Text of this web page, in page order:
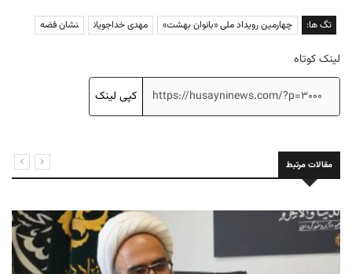
تگ ها: چهارمین رویداد ملی «بانوان بهشت» مهدی خداجویان نشان فضه
لینک کوتاه
کپی لینک
مقالات مرتبط